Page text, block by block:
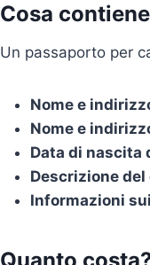
Cosa
Un passaporto per
Nome e
Nome e
Data di nascita
Descrizione del
Informazioni